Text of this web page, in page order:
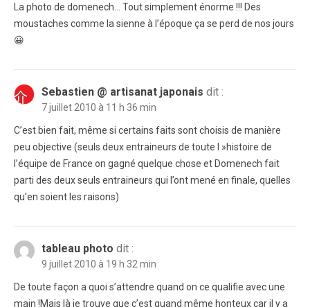
La photo de domenech… Tout simplement énorme !!! Des
moustaches comme la sienne à l’époque ça se perd de nos jours
😀
Sebastien @ artisanat japonais dit :
7 juillet 2010 à 11 h 36 min
C’est bien fait, même si certains faits sont choisis de manière
peu objective (seuls deux entraineurs de toute l »histoire de
l’équipe de France on gagné quelque chose et Domenech fait
parti des deux seuls entraineurs qui l’ont mené en finale, quelles
qu’en soient les raisons)
tableau photo dit :
9 juillet 2010 à 19 h 32 min
De toute façon a quoi s’attendre quand on ce qualifie avec une
main !Mais là je trouve que c’est quand même honteux car il y a